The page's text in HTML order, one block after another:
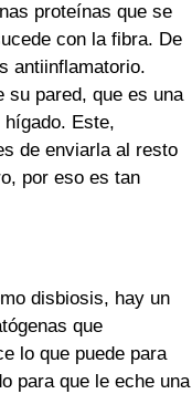
proteínas que se
con la fibra. De
antiinflamatorio.
su pared, que es una
Este,
de enviarla al resto
por eso es tan
disbiosis, hay un
que
lo que puede para
para que le eche una